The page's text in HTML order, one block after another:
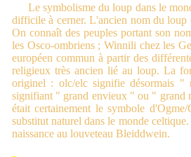
Le symbolisme du loup dans le
difficile à cerner. L'ancien nom du loup
On connaît des peuples portant son
les Osco-ombriens ; Winnili chez les
européen commun à partir des
religieux très ancien lié au loup. La
originel : olc/elc signifie désormais "
signifiant " grand envieux " ou " grand
était certainement le symbole
substitut naturel dans le monde
naissance au louveteau Bleiddwein.